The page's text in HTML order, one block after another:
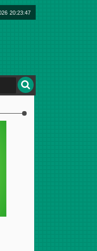
20:23:48